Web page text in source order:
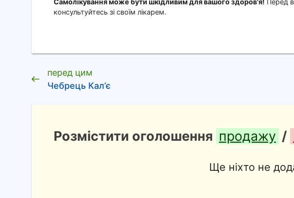
Самолікування може бути шкідливим для вашого здоров'я! Перед
консультуйтесь зі своїм лікарем.
перед цим
Чебрець Кал’є
Розмістити оголошення продажу /
Ще ніхто не